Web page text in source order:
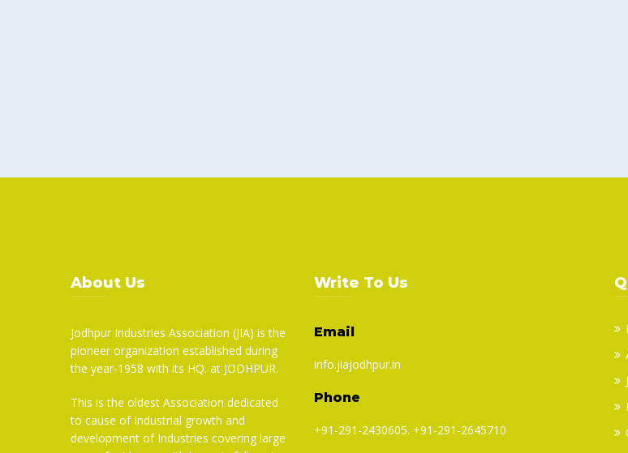
About Us
Jodhpur Industries Association (JIA) is the
pioneer organization established during
the year-1958 with its HQ. at JODHPUR.
This is the oldest Association dedicated
to cause of Industrial growth and
development of Industries covering large
Write To Us
Email
info.jiajodhpur.in
Phone
+91-291-2430605. +91-291-2645710